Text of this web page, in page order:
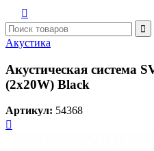


Акустика
Акустическая система
(2x20W) Black
Артикул: 54368
